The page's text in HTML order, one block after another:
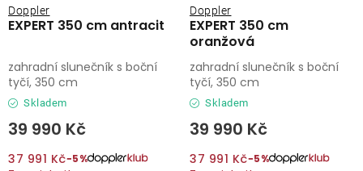
EXPERT 350 cm antracit
Doppler
Skladem
39 990 Kč
37 991 Kč−5%
zahradní slunečník s boční
tyčí, 350 cm
EXPERT 350 cm
oranžová
Doppler
Skladem
39 990 Kč
37 991 Kč−5%
zahradní slunečník s boční
tyčí, 350 cm